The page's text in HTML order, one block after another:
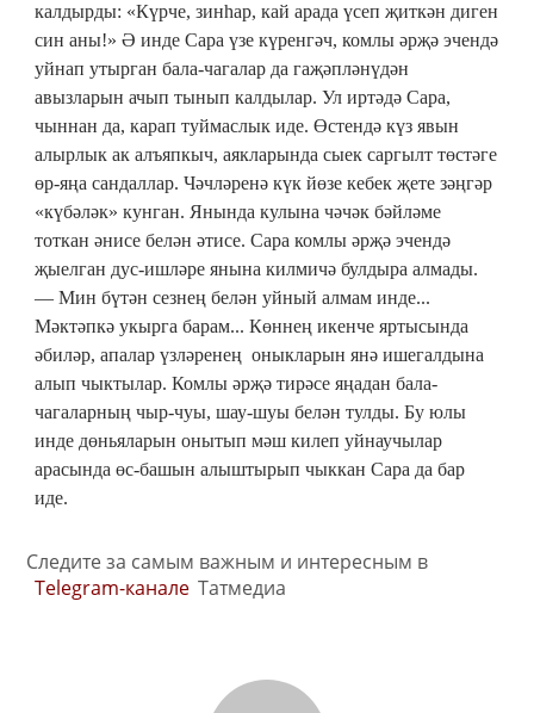
калдырды: «Күрче, зинһар, кай арада үсеп җиткән диген
син аны!» Ә инде Сара үзе күренгәч, комлы әрҗә эчендә
уйнап утырган бала-чагалар да гаҗәпләнүдән
авызларын ачып тынып калдылар. Ул иртәдә Сара,
чыннан да, карап туймаслык иде. Өстендә күз явын
алырлык ак алъяпкыч, аякларында сыек саргылт төстәге
өр-яңа сандаллар. Чәчләренә күк йөзе кебек җете зәңгәр
«күбәләк» кунган. Янында кулына чәчәк бәйләме
тоткан әнисе белән әтисе. Сара комлы әрҗә эчендә
җыелган дус-ишләре янына килмичә булдыра алмады.
— Мин бүтән сезнең белән уйный алмам инде...
Мәктәпкә укырга барам... Көннең икенче яртысында
әбиләр, апалар үзләренең оныкларын янә ишегалдына
алып чыктылар. Комлы әрҗә тирәсе яңадан бала-
чагаларның чыр-чуы, шау-шуы белән тулды. Бу юлы
инде дөньяларын онытып мәш килеп уйнаучылар
арасында өс-башын алыштырып чыккан Сара да бар
иде.
Следите за самым важным и интересным в
Telegram-канале Татмедиа